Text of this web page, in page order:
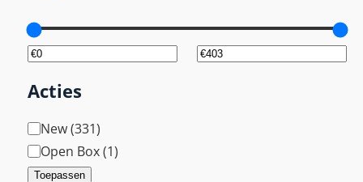
Acties
T
a
g
New(331)
Open Box(1)
Toepassen